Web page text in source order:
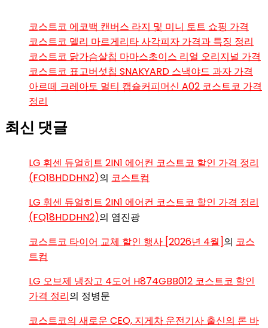
코스트코 에코백 캔버스 라지 및 미니 토트 쇼핑 가격
코스트코 델리 마르게리타 사각피자 가격과 특징 정리
코스트코 닭가슴살칩 마마스초이스 리얼 오리지널 가격
코스트코 표고버섯칩 SNAKYARD 스낵야드 과자 가격
아르떼 크레아토 멀티 캡슐커피머신 A02 코스트코 가격
정리
최신 댓글
LG 휘센 듀얼히트 2IN1 에어컨 코스트코 할인 가격 정리
(FQ18HDDHN2)의 코스트컴
LG 휘센 듀얼히트 2IN1 에어컨 코스트코 할인 가격 정리
(FQ18HDDHN2)의 염진광
코스트코 타이어 교체 할인 행사 [2026년 4월]의 코스
트컴
LG 오브제 냉장고 4도어 H874GBB012 코스트코 할인
가격 정리의 정병문
코스트코의 새로운 CEO, 지게차 운전기사 출신의 론 바